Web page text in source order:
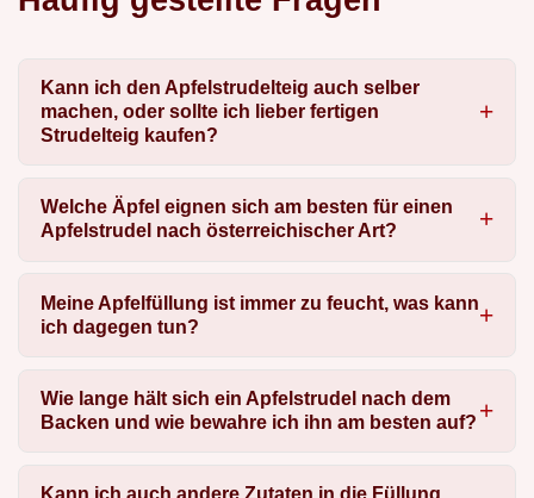
Kann ich den Apfelstrudelteig auch selber
machen, oder sollte ich lieber fertigen
Strudelteig kaufen?
Welche Äpfel eignen sich am besten für einen
Apfelstrudel nach österreichischer Art?
Meine Apfelfüllung ist immer zu feucht, was kann
ich dagegen tun?
Wie lange hält sich ein Apfelstrudel nach dem
Backen und wie bewahre ich ihn am besten auf?